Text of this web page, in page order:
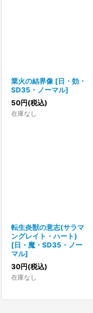
業火の結界像 [日・効・
SD35・ノーマル]
50円(税込)
在庫なし
転生炎獣の意志(サラマ
ングレイト・ハート)
[日・魔・SD35・ノー
マル]
30円(税込)
在庫なし